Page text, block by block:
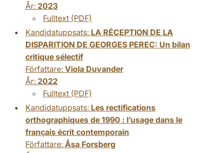
År: 2023
Fulltext (PDF)
Kandidatuppsats: LA RÉCEPTION DE LA
DISPARITION DE GEORGES PEREC: Un bilan
critique sélectif
Författare: Viola Duvander
År: 2022
Fulltext (PDF)
Kandidatuppsats: Les rectifications
orthographiques de 1990 : l’usage dans le
français écrit contemporain
Författare: Åsa Forsberg